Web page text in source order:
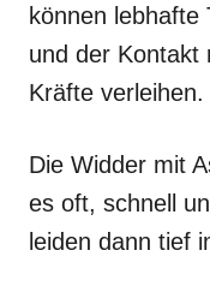
können lebhafte
und der Kontakt
Kräfte verleihen.
Die Widder mit
es oft, schnell
leiden dann tief